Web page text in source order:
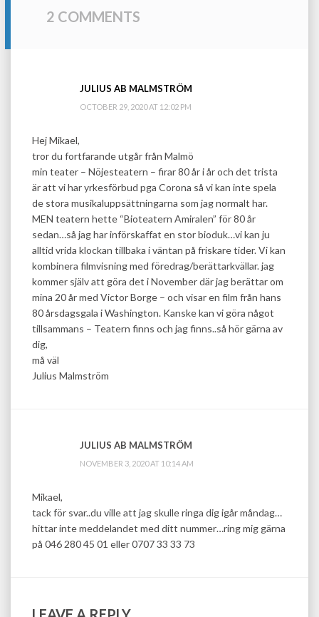
2 COMMENTS
JULIUS AB MALMSTRÖM
OCTOBER 29, 2020 AT 12:02 PM
Hej Mikael,
tror du fortfarande utgår från Malmö
min teater – Nöjesteatern – firar 80 år i år och det trista
är att vi har yrkesförbud pga Corona så vi kan inte spela
de stora musikaluppsättningarna som jag normalt har.
MEN teatern hette “Bioteatern Amiralen” för 80 år
sedan…så jag har införskaffat en stor bioduk…vi kan ju
alltid vrida klockan tillbaka i väntan på friskare tider. Vi kan
kombinera filmvisning med föredrag/berättarkvällar. jag
kommer själv att göra det i November där jag berättar om
mina 20 år med Victor Borge – och visar en film från hans
80 årsdagsgala i Washington. Kanske kan vi göra något
tillsammans – Teatern finns och jag finns..så hör gärna av
dig,
må väl
Julius Malmström
JULIUS AB MALMSTRÖM
NOVEMBER 3, 2020 AT 10:14 AM
Mikael,
tack för svar..du ville att jag skulle ringa dig igår måndag…
hittar inte meddelandet med ditt nummer…ring mig gärna
på 046 280 45 01 eller 0707 33 33 73